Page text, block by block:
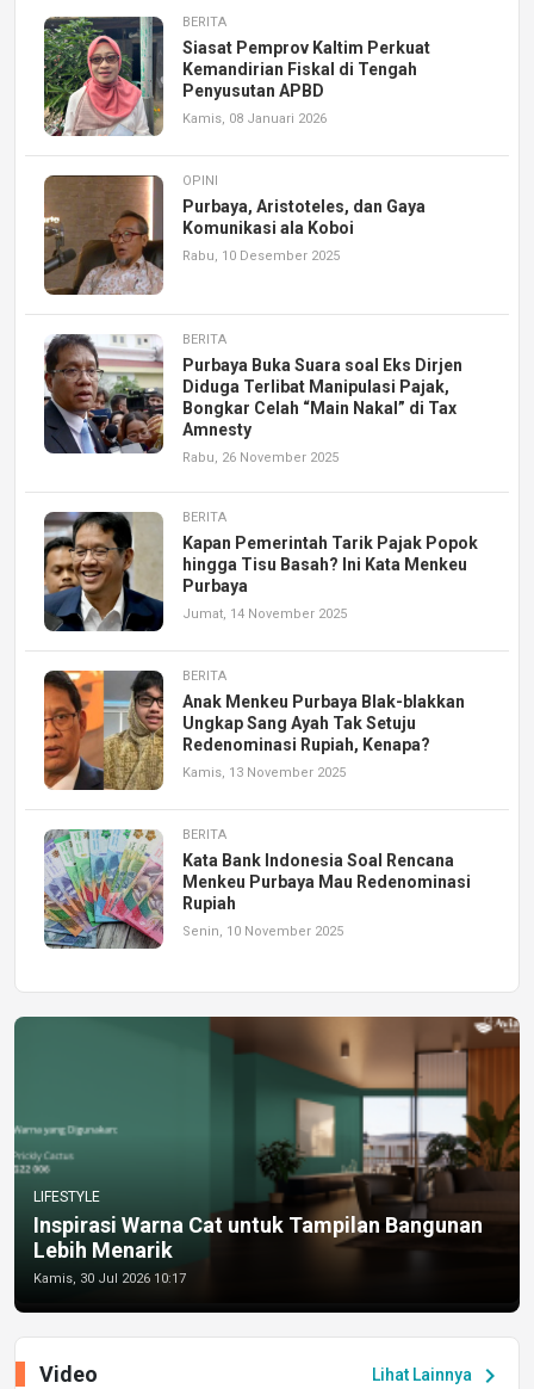
BERITA
Siasat Pemprov Kaltim Perkuat
Kemandirian Fiskal di Tengah
Penyusutan APBD
Kamis, 08 Januari 2026
OPINI
Purbaya, Aristoteles, dan Gaya
Komunikasi ala Koboi
Rabu, 10 Desember 2025
BERITA
Purbaya Buka Suara soal Eks Dirjen
Diduga Terlibat Manipulasi Pajak,
Bongkar Celah “Main Nakal” di Tax
Amnesty
Rabu, 26 November 2025
BERITA
Kapan Pemerintah Tarik Pajak Popok
hingga Tisu Basah? Ini Kata Menkeu
Purbaya
Jumat, 14 November 2025
BERITA
Anak Menkeu Purbaya Blak-blakkan
Ungkap Sang Ayah Tak Setuju
Redenominasi Rupiah, Kenapa?
Kamis, 13 November 2025
BERITA
Kata Bank Indonesia Soal Rencana
Menkeu Purbaya Mau Redenominasi
Rupiah
Senin, 10 November 2025
LIFESTYLE
Inspirasi Warna Cat untuk Tampilan Bangunan
Lebih Menarik
Kamis, 30 Jul 2026 10:17
Lihat Lainnya chevron_right
Video